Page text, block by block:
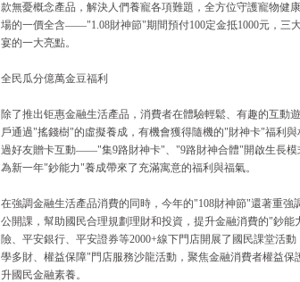
款無憂概念產品，解決人們養寵各項難題，全方位守護寵物健
場的一價全含——"1.08財神節"期間預付100定金抵1000元，三
宴的一大亮點。
全民瓜分億萬金豆福利
除了推出钜惠金融生活產品，消費者在體驗輕鬆、有趣的互動
戶通過"搖錢樹"的虛擬養成，有機會獲得隨機的"財神卡"福利
過好友贈卡互動——"集9路財神卡"、"9路財神合體"開啟生長模
為新一年"鈔能力"養成帶來了充滿寓意的福利與福氣。
在強調金融生活產品消費的同時，今年的"108財神節"還著重
公開課，幫助國民合理規劃理財和投資，提升金融消費的"鈔
險、平安銀行、平安證券等2000+線下門店開展了國民課堂活
學多財、權益保障"門店服務沙龍活動，聚焦金融消費者權益
升國民金融素養。